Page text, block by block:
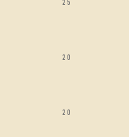
20
20